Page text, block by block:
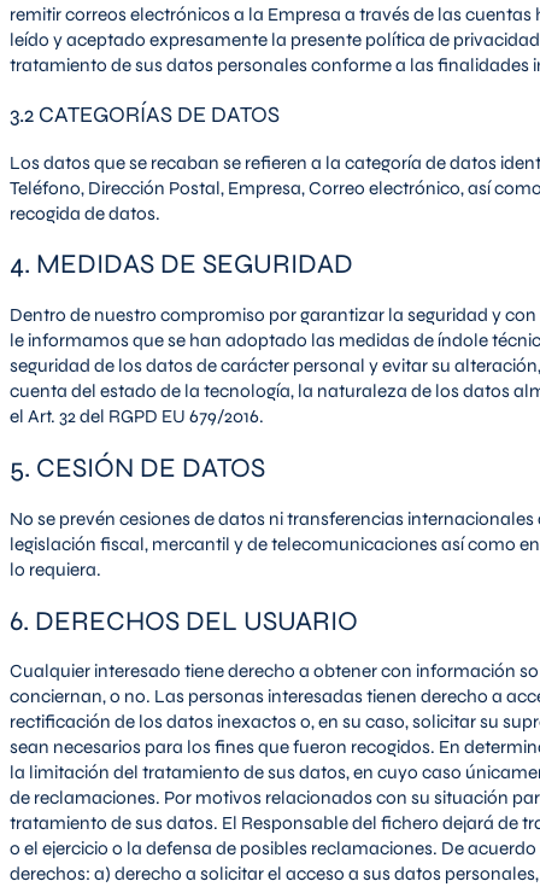
remitir correos electrónicos a la Empresa a través de las
leído y aceptado expresamente la presente política de
tratamiento de sus datos personales conforme a las finalidades
3.2 CATEGORÍAS DE DATOS
Los datos que se recaban se refieren a la categoría de datos
Teléfono, Dirección Postal, Empresa, Correo electrónico, así
recogida de datos.
4. MEDIDAS DE SEGURIDAD
Dentro de nuestro compromiso por garantizar la seguridad y
le informamos que se han adoptado las medidas de índole
seguridad de los datos de carácter personal y evitar su
cuenta del estado de la tecnología, la naturaleza de los datos
el Art. 32 del RGPD EU 679/2016.
5. CESIÓN DE DATOS
No se prevén cesiones de datos ni transferencias
legislación fiscal, mercantil y de telecomunicaciones así como
lo requiera.
6. DERECHOS DEL USUARIO
Cualquier interesado tiene derecho a obtener con información
conciernan, o no. Las personas interesadas tienen derecho a
rectificación de los datos inexactos o, en su caso, solicitar su
sean necesarios para los fines que fueron recogidos. En
la limitación del tratamiento de sus datos, en cuyo caso
de reclamaciones. Por motivos relacionados con su situación
tratamiento de sus datos. El Responsable del fichero dejará de
o el ejercicio o la defensa de posibles reclamaciones. De
derechos: a) derecho a solicitar el acceso a sus datos